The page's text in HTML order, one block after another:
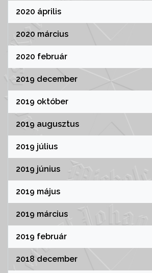
2020 április
2020 március
2020 február
2019 december
2019 október
2019 augusztus
2019 július
2019 június
2019 május
2019 március
2019 február
2018 december